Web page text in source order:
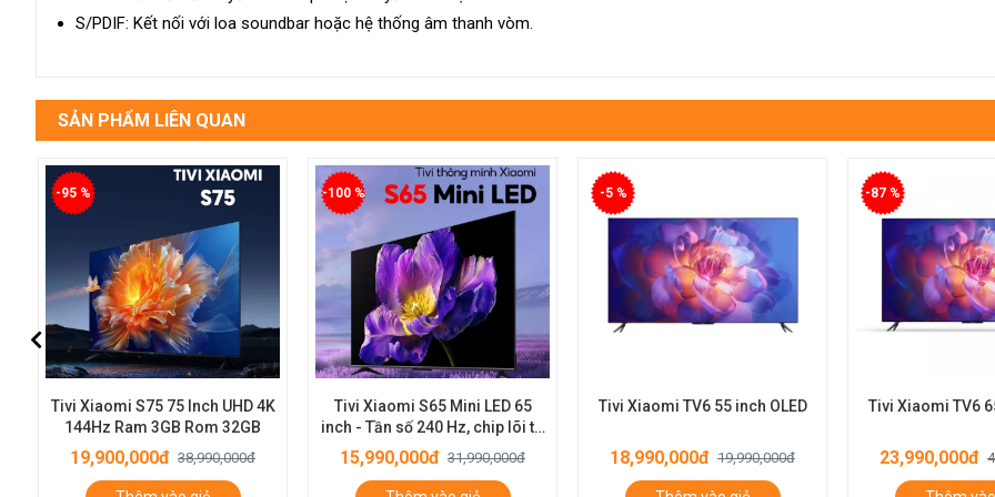
S/PDIF: Kết nối với loa soundbar hoặc hệ thống âm thanh vòm.
SẢN PHẨM LIÊN QUAN
-100 %
Tivi Xiaomi S65 Mini LED 65
inch - Tần số 240 Hz, chip lõi tứ
A73, bù chuyển động MEMC
15,990,000đ 31,990,000đ
-5 %
Tivi Xiaomi TV6 55 inch OLED
18,990,000đ 19,990,000đ
-87 %
Tivi Xiaomi TV6 65 inch OLED
23,990,000đ 44,990,000đ
-39 %
Tivi Xiaomi ES
22,990,000đ